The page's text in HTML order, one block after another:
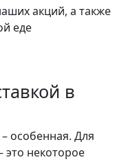
акций, а также
еде
в
особенная. Для
это некоторое